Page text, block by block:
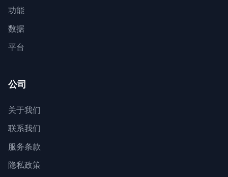
功能
数据
平台
公司
关于我们
联系我们
服务条款
隐私政策